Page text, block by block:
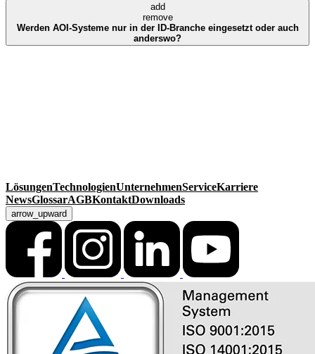
add
remove
Werden AOI-Systeme nur in der ID-Branche eingesetzt oder auch
anderswo?
LösungenTechnologienUnternehmenServiceKarriere
NewsGlossarAGBKontaktDownloads
arrow_upward